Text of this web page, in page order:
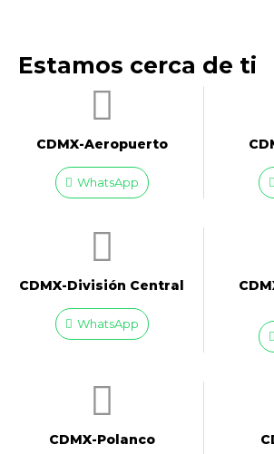
Estamos cerca de ti
CDMX-Aeropuerto​
WhatsApp
CDMX-División Central
WhatsApp
CDMX-Polanco